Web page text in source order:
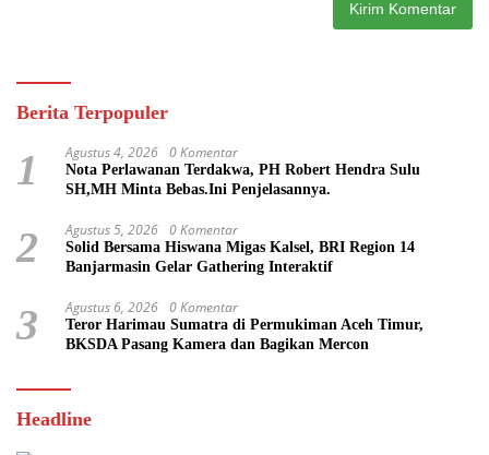
Berita Terpopuler
1 Agustus 4, 2026 0 Komentar
Nota Perlawanan Terdakwa, PH Robert Hendra Sulu
SH,MH Minta Bebas.Ini Penjelasannya.
2 Agustus 5, 2026 0 Komentar
Solid Bersama Hiswana Migas Kalsel, BRI Region 14
Banjarmasin Gelar Gathering Interaktif
3 Agustus 6, 2026 0 Komentar
Teror Harimau Sumatra di Permukiman Aceh Timur,
BKSDA Pasang Kamera dan Bagikan Mercon
Headline